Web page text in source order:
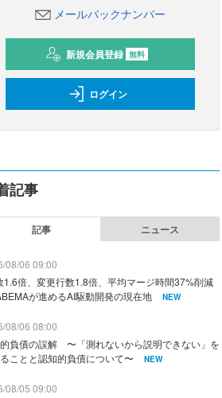
メールバックナンバー
新規会員登録 無料
ログイン
記事
記事 ニュース
08/06 09:00
1.6倍、変更行数1.8倍、平均マージ時間37%削減
が進めるAI駆動開発の現在地
NEW
08/06 08:00
負債の誤解 〜「測れないから説明できない」を
ことと認知的負債について〜
NEW
08/05 09:00